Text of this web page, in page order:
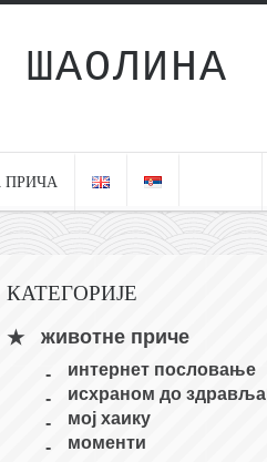
ПРИЧА
КАТЕГОРИЈЕ
животне приче
интернет пословање
исхраном до здравља
мој хаику
моменти